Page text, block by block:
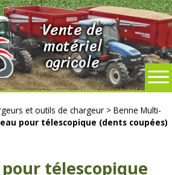
Vente de
matériel
agricole
et outils de chargeur >Benne Multi-
pour télescopique (dents coupées)
télescopique